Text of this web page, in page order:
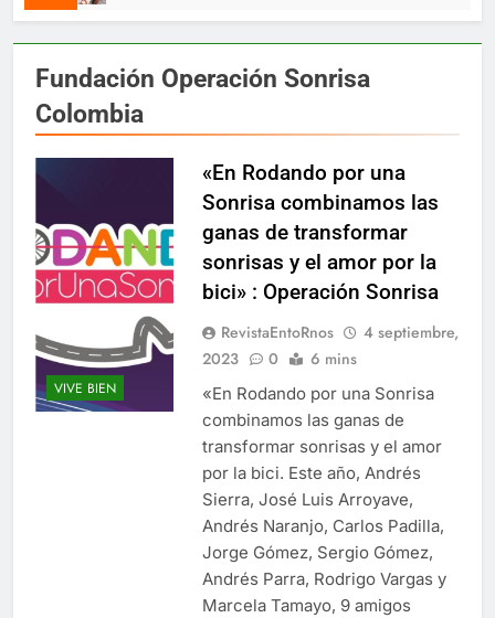
Fundación Operación Sonrisa
Colombia
VIVE BIEN
«En Rodando por una
Sonrisa combinamos las
ganas de transformar
sonrisas y el amor por la
bici» : Operación Sonrisa
RevistaEntoRnos
4 septiembre,
2023
0 6 mins
«En Rodando por una Sonrisa
combinamos las ganas de
transformar sonrisas y el amor
por la bici. Este año, Andrés
Sierra, José Luis Arroyave,
Andrés Naranjo, Carlos Padilla,
Jorge Gómez, Sergio Gómez,
Andrés Parra, Rodrigo Vargas y
Marcela Tamayo, 9 amigos